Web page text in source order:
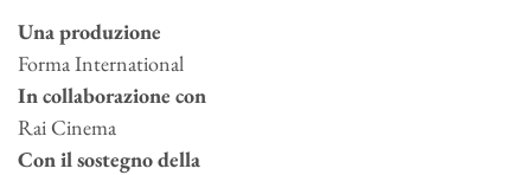
Una produzione
Forma International
In collaborazione con
Rai Cinema
Con il sostegno della